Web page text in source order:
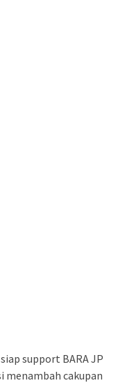
support BARA JP
menambah cakupan